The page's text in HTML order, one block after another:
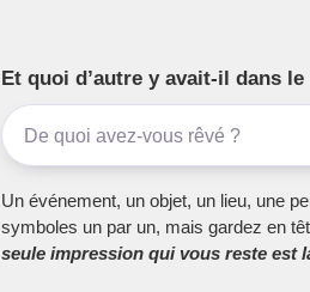
Et quoi d’autre y avait-il dans le
Un événement, un objet, un lieu, une
symboles un par un, mais gardez en
seule impression qui vous reste est